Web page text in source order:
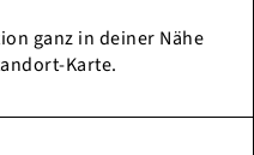
ganz in deiner Nähe
Karte.